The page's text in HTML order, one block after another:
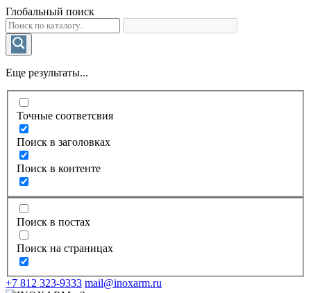
Глобальный поиск
Еще результаты...
Точные соответсвия
Поиск в заголовках
Поиск в контенте
Поиск в постах
Поиск на страницах
+7 812 323-9333 mail@inoxarm.ru